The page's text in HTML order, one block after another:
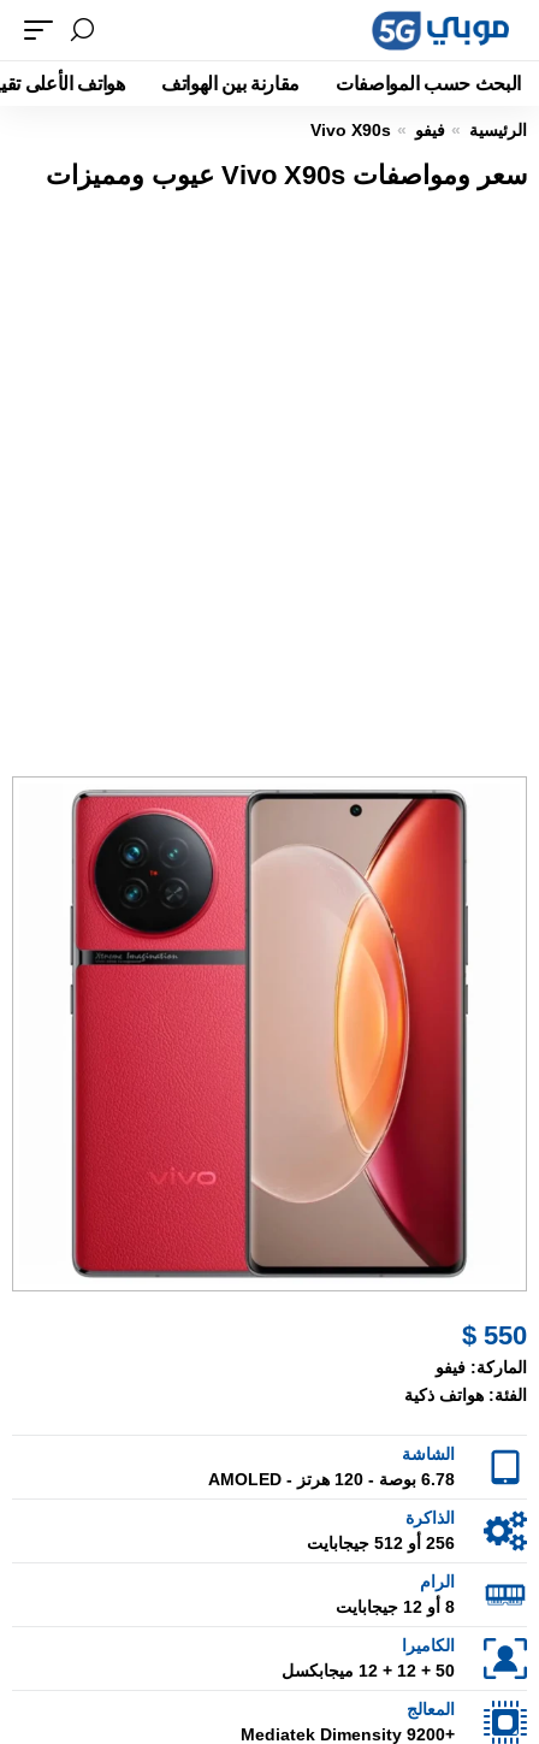
البحث حسب المواصفات مقارنة بين الهواتف هواتف الأعلى
الرئيسية فيفو Vivo X90s
سعر ومواصفات Vivo X90s عيوب ومميزات
550 $
الماركة: فيفو
الفئة: هواتف ذكية
الشاشة
6.78 بوصة - 120 هرتز - AMOLED
الذاكرة
256 أو 512 جيجابايت
الرام
8 أو 12 جيجابايت
الكاميرا
50 + 12 + 12 ميجابكسل
المعالج
+Mediatek Dimensity 9200